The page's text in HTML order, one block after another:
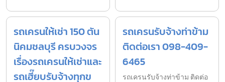
รถเครนให้เช่า 150 ตัน
นิคมชลบุรี ครบวงจร
เรื่องรถเครนให้เช่าและ
รถเฮี๊ยบรับจ้างทุกข
รถเครนรับจ้างท่าข้าม
ติดต่อเรา 098-409-
6465
รถเครนรับจ้างท่าข้าม ติดต่อ